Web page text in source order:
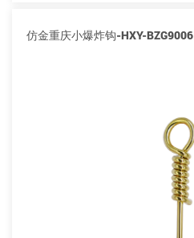
仿金重庆小爆炸钩-HXY-BZG9006